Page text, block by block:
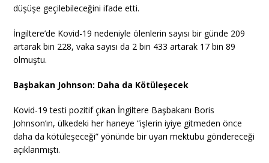
düşüşe geçilebileceğini ifade etti.
İngiltere’de Kovid-19 nedeniyle ölenlerin sayısı bir günde 209
artarak bin 228, vaka sayısı da 2 bin 433 artarak 17 bin 89
olmuştu.
Başbakan Johnson: Daha da Kötüleşecek
Kovid-19 testi pozitif çıkan İngiltere Başbakanı Boris
Johnson’ın, ülkedeki her haneye “işlerin iyiye gitmeden önce
daha da kötüleşeceği” yönünde bir uyarı mektubu göndereceği
açıklanmıştı.